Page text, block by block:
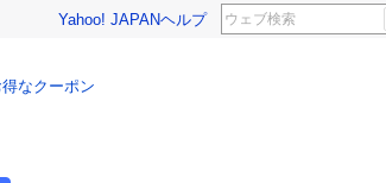
Yahoo! JAPANヘルプ
なクーポン